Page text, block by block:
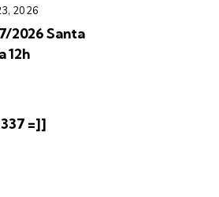
2026
2026 Santa
12h
=]]